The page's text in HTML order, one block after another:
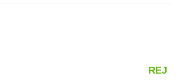
REJ